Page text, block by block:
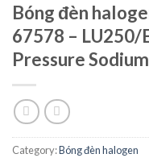
Bóng đèn
67578 – LU250/
Pressure
Category:Bóng đèn halogen